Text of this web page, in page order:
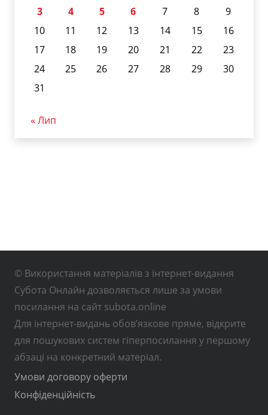
3
4 5 6 7 8
9
10
11 12 13 14 15
16
17
18 19 20 21 22
23
24
25 26 27 28 29
30
31
« Лип
© Використання матеріалів з інтернет-видання
Субота Онлайн дозволяється лише за умови
посилання на сайт subota.online
Для інтернет-видань обов’язкове пряме, відкрите
для пошукових систем гіперпосилання у першому
абзаці на конкретний матеріал.
Умови договору оферти
Конфіденційність